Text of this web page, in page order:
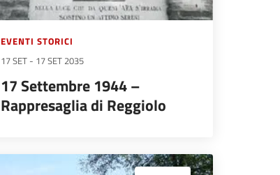
EVENTI STORICI
17 SET - 17 SET 2035
17 Settembre 1944 –
Rappresaglia di Reggiolo